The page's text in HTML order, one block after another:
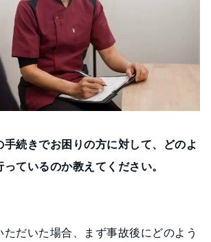
続きでお困りの方に対して、どのよ
ているのか教えてください。
ただいた場合、まず事故後にどのよう